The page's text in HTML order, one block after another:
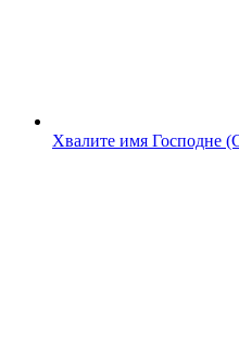
Хвалите имя Господне